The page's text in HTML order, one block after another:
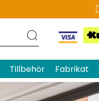
Tillbehör Fabrikat